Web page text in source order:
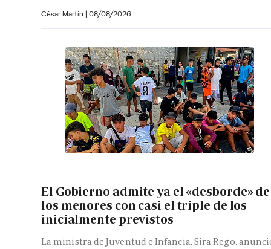
César Martín | 08/08/2026
El Gobierno admite ya el «desborde» de
los menores con casi el triple de los
inicialmente previstos
La ministra de Juventud e Infancia, Sira Rego,